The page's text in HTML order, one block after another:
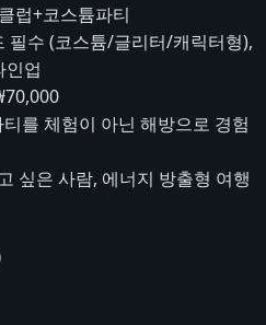
럽+코스튬파티
필수 (코스튬/글리터/캐릭터형),
인업
를 체험이 아닌 해방으로 경험
싶은 사람, 에너지 방출형 여행